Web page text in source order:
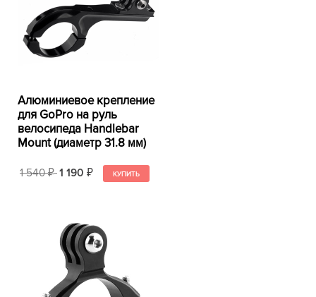
Алюминиевое крепление
для GoPro на руль
велосипеда Handlebar
Mount (диаметр 31.8 мм)
1 540₽ 1 190 ₽